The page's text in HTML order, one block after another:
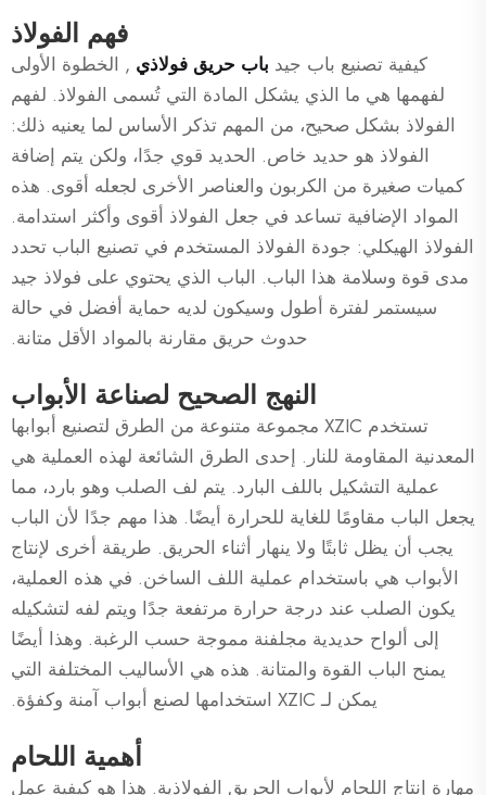
فهم الفولاذ
كيفية تصنيع باب جيد باب حريق فولاذي , الخطوة الأولى
لفهمها هي ما الذي يشكل المادة التي تُسمى الفولاذ. لفهم
الفولاذ بشكل صحيح، من المهم تذكر الأساس لما يعنيه ذلك:
الفولاذ هو حديد خاص. الحديد قوي جدًا، ولكن يتم إضافة
كميات صغيرة من الكربون والعناصر الأخرى لجعله أقوى. هذه
المواد الإضافية تساعد في جعل الفولاذ أقوى وأكثر استدامة.
الفولاذ الهيكلي: جودة الفولاذ المستخدم في تصنيع الباب تحدد
مدى قوة وسلامة هذا الباب. الباب الذي يحتوي على فولاذ جيد
سيستمر لفترة أطول وسيكون لديه حماية أفضل في حالة
حدوث حريق مقارنة بالمواد الأقل متانة.
النهج الصحيح لصناعة الأبواب
تستخدم XZIC مجموعة متنوعة من الطرق لتصنيع أبوابها
المعدنية المقاومة للنار. إحدى الطرق الشائعة لهذه العملية هي
عملية التشكيل باللف البارد. يتم لف الصلب وهو بارد، مما
يجعل الباب مقاومًا للغاية للحرارة أيضًا. هذا مهم جدًا لأن الباب
يجب أن يظل ثابتًا ولا ينهار أثناء الحريق. طريقة أخرى لإنتاج
الأبواب هي باستخدام عملية اللف الساخن. في هذه العملية،
يكون الصلب عند درجة حرارة مرتفعة جدًا ويتم لفه لتشكيله
إلى ألواح حديدية مجلفنة مموجة حسب الرغبة. وهذا أيضًا
يمنح الباب القوة والمتانة. هذه هي الأساليب المختلفة التي
يمكن لـ XZIC استخدامها لصنع أبواب آمنة وكفؤة.
أهمية اللحام
مهارة إنتاج اللحام لأبواب الحريق الفولاذية. هذا هو كيفية عمل